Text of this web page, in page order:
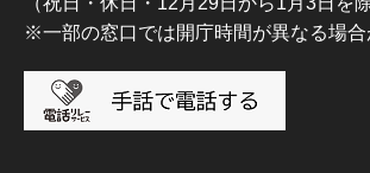
※一部の窓口では開庁時間が異なる場合